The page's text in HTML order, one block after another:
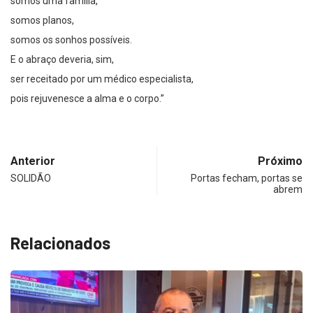
somos planos,
somos os sonhos possíveis.
E o abraço deveria, sim,
ser receitado por um médico especialista,
pois rejuvenesce a alma e o corpo.”
Anterior
SOLIDÃO
Próximo
Portas fecham, portas se
abrem
Relacionados